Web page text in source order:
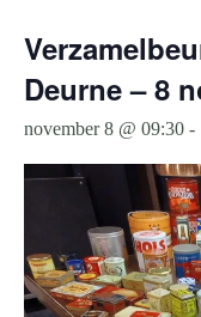
Deurne – 8
november 8 @ 09:30 -